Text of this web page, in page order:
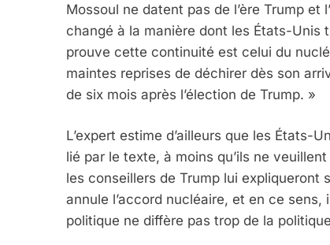
Mossoul ne datent pas de l’ère Trump et
changé à la manière dont les États-Unis
prouve cette continuité est celui du
maintes reprises de déchirer dès son
de six mois après l’élection de Trump. »
L’expert estime d’ailleurs que les États-
lié par le texte, à moins qu’ils ne
les conseillers de Trump lui expliqueront
annule l’accord nucléaire, et en ce sens,
politique ne diffère pas trop de la politique
Maroc : Les
Terroir
DAFINA MAROC
1